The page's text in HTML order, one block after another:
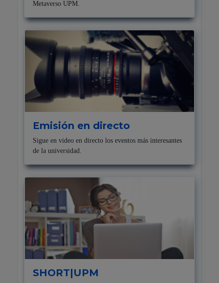
Metaverso UPM.
Emisión en directo
Sigue en video en directo los eventos más interesantes
de la universidad.
SHORT|UPM